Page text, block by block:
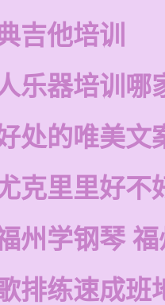
吉他培训
乐器培训哪
处的唯美文
克里里好不
州学钢琴
排练速成班